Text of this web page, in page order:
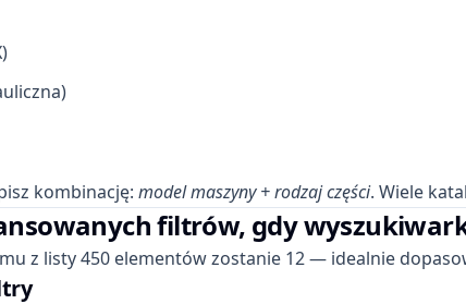
kombinację: model maszyny + rodzaj części. Wiele
filtrów, gdy
z listy 450 elementów zostanie 12 — idealnie